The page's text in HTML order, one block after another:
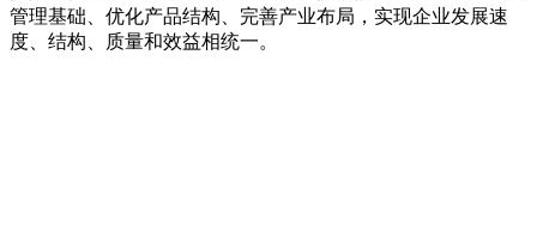
管理基础、优化产品结构、完善产业布局，实现企业发展速
度、结构、质量和效益相统一。